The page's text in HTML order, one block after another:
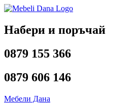
Напред
съдържанието
Набери и поръчай
0879 155 366
0879 606 146
Мебели Дана